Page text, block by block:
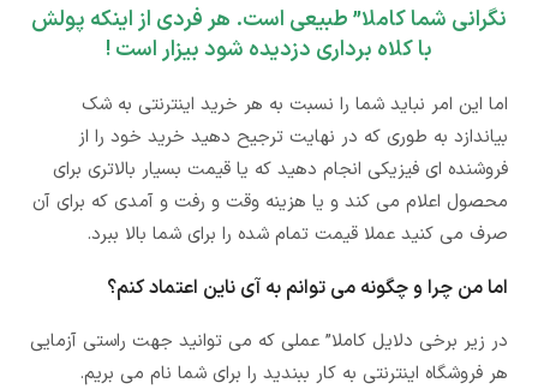
نگرانی شما کاملا” طبیعی است. هر فردی از اینکه پولش
با کلاه برداری دزدیده شود بیزار است !
اما این امر نباید شما را نسبت به هر خرید اینترنتی به شک
بیاندازد به طوری که در نهایت ترجیح دهید خرید خود را از
فروشنده ای فیزیکی انجام دهید که یا قیمت بسیار بالاتری برای
محصول اعلام می کند و یا هزینه وقت و رفت و آمدی که برای آن
صرف می کنید عملا قیمت تمام شده را برای شما بالا ببرد.
اما من چرا و چگونه می توانم به آی ناین اعتماد کنم؟
در زیر برخی دلایل کاملا” عملی که می توانید جهت راستی آزمایی
هر فروشگاه اینترنتی به کار ببندید را برای شما نام می بریم.